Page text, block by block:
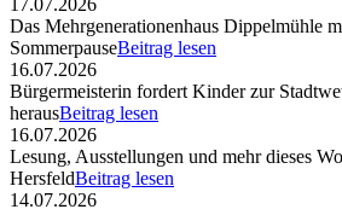
17.07.2026
Das Mehrgenerationenhaus Dippelmühle
SommerpauseBeitrag lesen
16.07.2026
Bürgermeisterin fordert Kinder zur
herausBeitrag lesen
16.07.2026
Lesung, Ausstellungen und mehr dieses
HersfeldBeitrag lesen
14.07.2026